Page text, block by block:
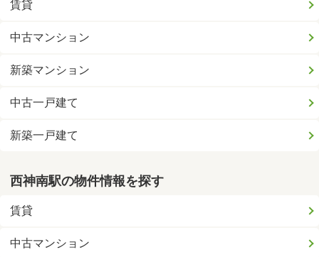
賃貸
中古マンション
新築マンション
中古一戸建て
新築一戸建て
西神南駅の物件情報を探す
賃貸
中古マンション